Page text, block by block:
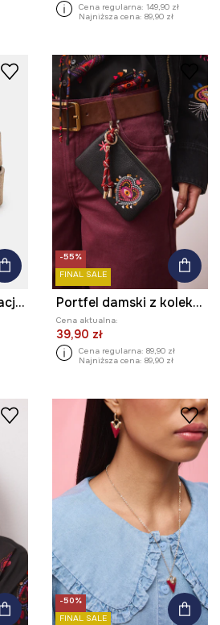
Cena regularna: 149,90 zł
Najniższa cena: 89,90 zł
Pasek damski z imitacji zamszu kolor beżowy
-55%
FINAL SALE
Portfel damski z kolekcji Valentine’s Day
Cena aktualna:
39,90 zł
Cena regularna: 89,90 zł
Najniższa cena: 89,90 zł
-50%
FINAL SALE